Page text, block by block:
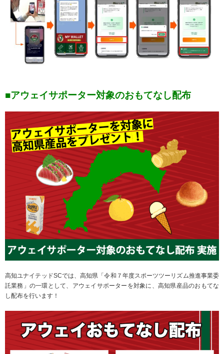
■アウェイサポーター対象のおもてなし配布
高知ユナイテッドSCでは、高知県「令和７年度スポーツツーリズム推進事業委
託業務」の一環として、アウェイサポーターを対象に、高知県産品のおもてな
し配布を行います！